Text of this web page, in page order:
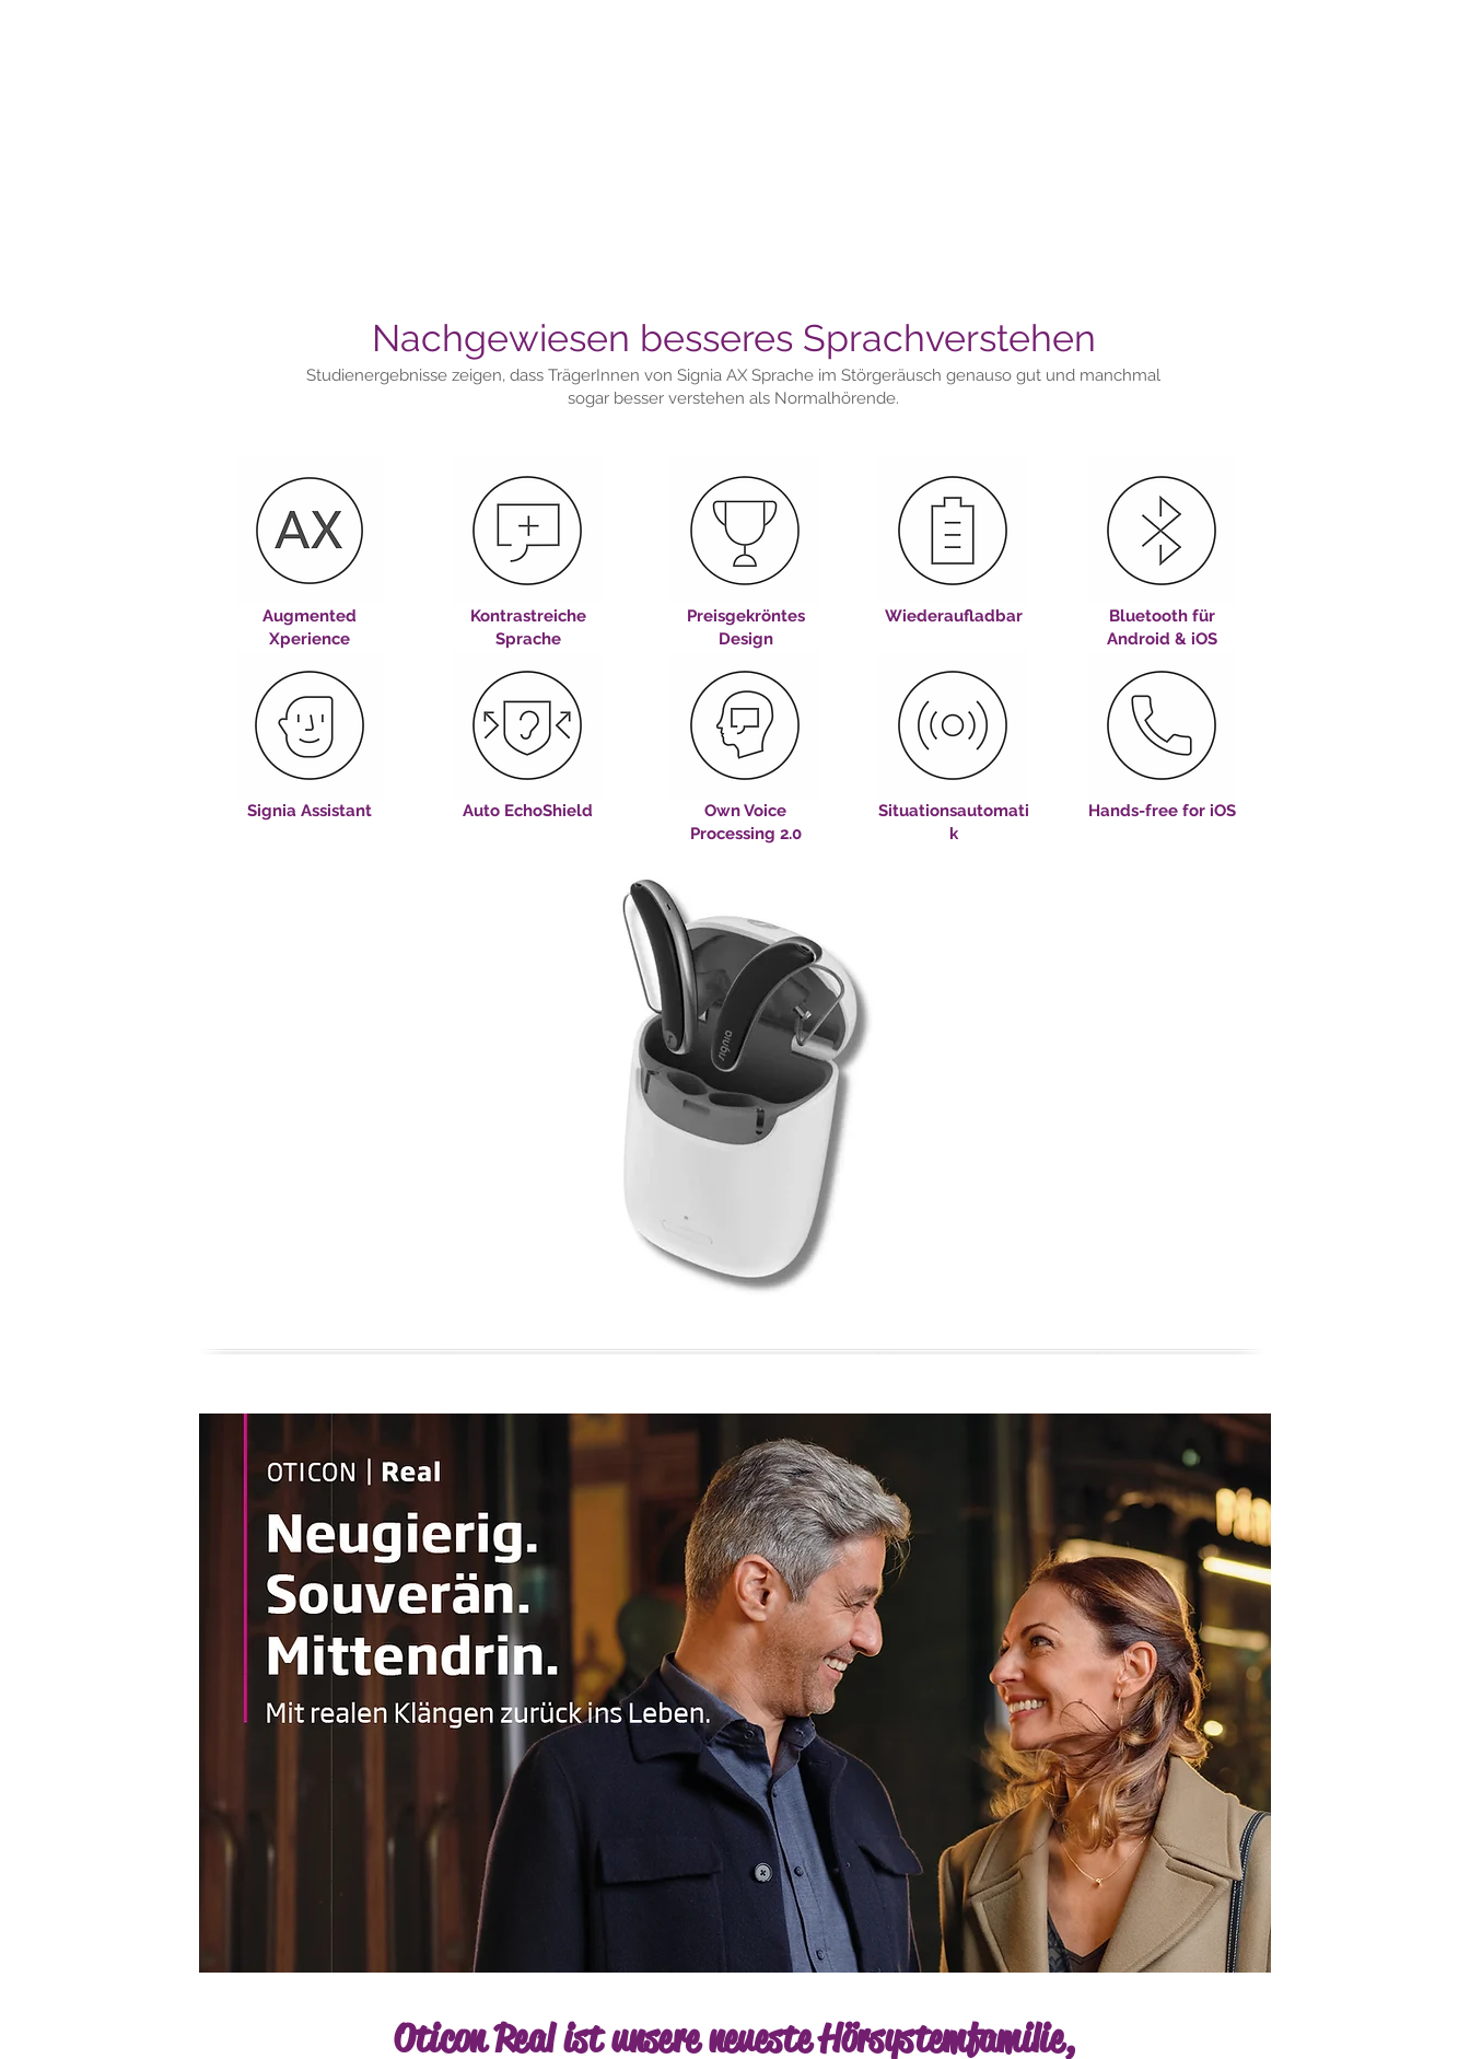
Nachgewiesen besseres Sprachverstehen
Studienergebnisse zeigen, dass TrägerInnen von Signia AX Sprache im Störgeräusch genauso gut und manchmal
sogar besser verstehen als Normalhörende.
Augmented
Xperience
Signia Assistant
Kontrastreiche
Sprache
Preisgekröntes
Design
Wiederaufladbar
Auto EchoShield
Own Voice
Processing 2.0
Situationsautomati
k
Bluetooth für
Android & iOS
Hands-free for iOS
Oticon Real ist unsere neueste Hörsystemfamilie,